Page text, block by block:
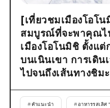
[เที่ยวชมเมืองโอโ
สมบูรณ์ที่จะพาคุณไ
เมืองโอโนมิชิ ตั้งแ
บนเนินเขา การเดิน
ไปจนถึงเส้นทางชิม
#คำแนะนำ # อาหารรสเลิศ